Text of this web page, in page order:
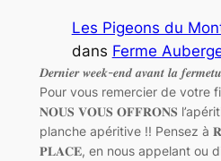
Les Pigeons du
dans Ferme
𝑫𝒆𝒓𝒏𝒊𝒆𝒓 𝒘𝒆𝒆𝒌-𝒆𝒏𝒅 𝒂𝒗𝒂𝒏𝒕 𝒍𝒂
Pour vous remercier de votre
𝐍𝐎𝐔𝐒 𝐕𝐎𝐔𝐒 𝐎𝐅𝐅𝐑𝐎𝐍𝐒
planche apéritive !! Pensez
𝐏𝐋𝐀𝐂𝐄, en nous appelant ou